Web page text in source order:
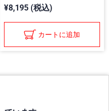
¥8,195 (税込)
カートに追加